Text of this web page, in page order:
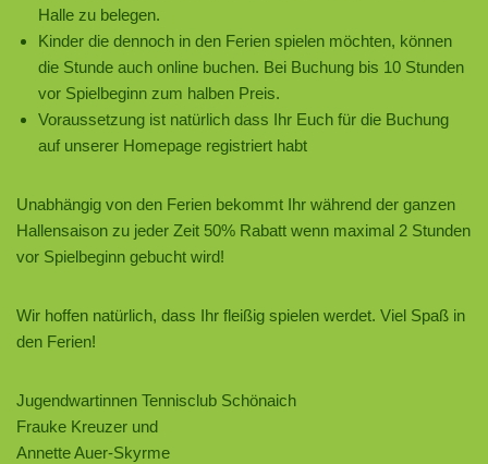
Halle zu belegen.
Kinder die dennoch in den Ferien spielen möchten, können
die Stunde auch online buchen. Bei Buchung bis 10 Stunden
vor Spielbeginn zum halben Preis.
Voraussetzung ist natürlich dass Ihr Euch für die Buchung
auf unserer Homepage registriert habt
Unabhängig von den Ferien bekommt Ihr während der ganzen
Hallensaison zu jeder Zeit 50% Rabatt wenn maximal 2 Stunden
vor Spielbeginn gebucht wird!
Wir hoffen natürlich, dass Ihr fleißig spielen werdet. Viel Spaß in
den Ferien!
Jugendwartinnen Tennisclub Schönaich
Frauke Kreuzer und
Annette Auer-Skyrme